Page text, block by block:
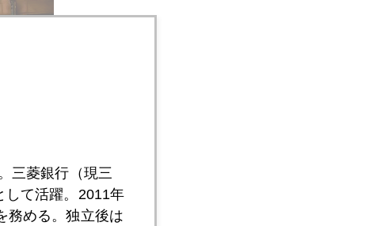
三菱銀行（現三
して活躍。2011年
務める。独立後は